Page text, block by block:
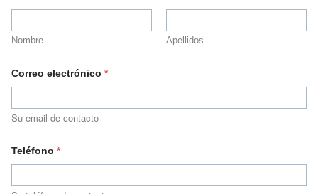
Nombre Apellidos
Correo electrónico *
Su email de contacto
Teléfono *